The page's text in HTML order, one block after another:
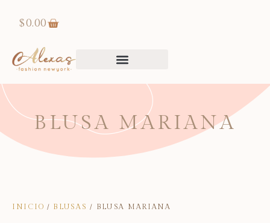
$0.00
BLUSA MARIANA
INICIO / BLUSAS / BLUSA MARIANA